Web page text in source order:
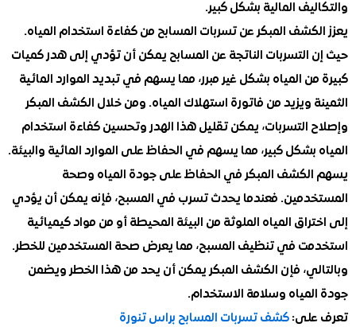
المالية بشكل كبير.
المبكر عن تسربات المسابح من كفاءة استخدام المياه.
التسربات الناتجة عن المسابح يمكن أن تؤدي إلى هدر كميات
المياه بشكل غير مبرر، مما يسهم في تبديد الموارد المائية
ويزيد من فاتورة استهلاك المياه. ومن خلال الكشف المبكر
التسربات، يمكن تقليل هذا الهدر وتحسين كفاءة استخدام
بشكل كبير، مما يسهم في الحفاظ على الموارد المائية والبيئة.
المبكر في الحفاظ على جودة المياه وصحة
فعندما يحدث تسرب في المسبح، فإنه يمكن أن يؤدي
المياه الملوثة من البيئة المحيطة أو من مواد كيميائية
في تنظيف المسبح، مما يعرض صحة المستخدمين للخطر.
فإن الكشف المبكر يمكن أن يحد من هذا الخطر ويضمن
وسلامة الاستخدام.
كشف تسربات المسابح براس تنورة